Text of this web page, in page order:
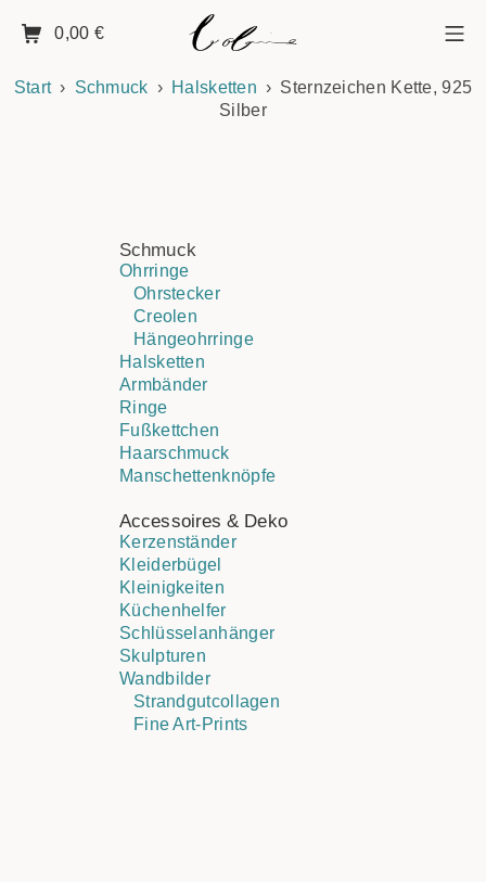
0,00 €
Start Schmuck Halsketten
Sternzeichen Kette, 925
Silber
Schmuck
Ohrringe
Ohrstecker
Creolen
Hängeohrringe
Halsketten
Armbänder
Ringe
Fußkettchen
Haarschmuck
Manschettenknöpfe
Accessoires & Deko
Kerzenständer
Kleiderbügel
Kleinigkeiten
Küchenhelfer
Schlüsselanhänger
Skulpturen
Wandbilder
Strandgutcollagen
Fine Art-Prints